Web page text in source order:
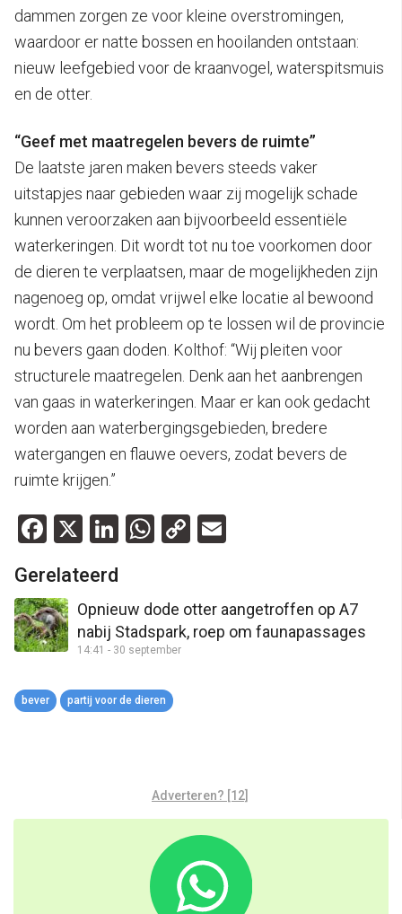
dammen zorgen ze voor kleine overstromingen,
waardoor er natte bossen en hooilanden ontstaan:
nieuw leefgebied voor de kraanvogel, waterspitsmuis
en de otter.
“Geef met maatregelen bevers de ruimte”
De laatste jaren maken bevers steeds vaker
uitstapjes naar gebieden waar zij mogelijk schade
kunnen veroorzaken aan bijvoorbeeld essentiële
waterkeringen. Dit wordt tot nu toe voorkomen door
de dieren te verplaatsen, maar de mogelijkheden zijn
nagenoeg op, omdat vrijwel elke locatie al bewoond
wordt. Om het probleem op te lossen wil de provincie
nu bevers gaan doden. Kolthof: “Wij pleiten voor
structurele maatregelen. Denk aan het aanbrengen
van gaas in waterkeringen. Maar er kan ook gedacht
worden aan waterbergingsgebieden, bredere
watergangen en flauwe oevers, zodat bevers de
ruimte krijgen.”
Facebook
X LinkedIn
WhatsApp
Copy
Gerelateerd
Opnieuw dode otter aangetroffen op A7
nabij Stadspark, roep om faunapassages
14:41 - 30 september
bever partij voor de dieren
Adverteren? [12]